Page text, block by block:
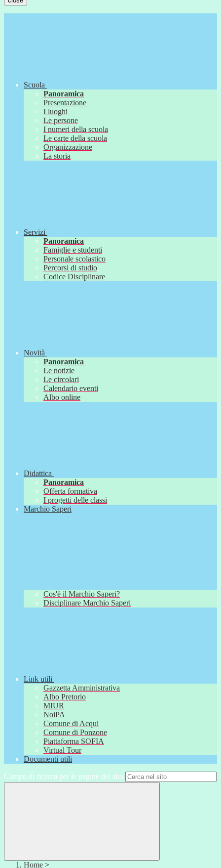
Scuola
Panoramica
Presentazione
I luoghi
Le persone
I numeri della scuola
Le carte della scuola
Organizzazione
La storia
Servizi
Panoramica
Famiglie e studenti
Personale scolastico
Percorsi di studio
Codice Disciplinare
Novità
Panoramica
Le notizie
Le circolari
Calendario eventi
Albo online
Didattica
Panoramica
Offerta formativa
I progetti delle classi
Marchio Saperi
Cos'è il Marchio Saperi?
Disciplinare Marchio Saperi
Link utili
Gazzetta Amministrativa
Albo Pretorio
MIUR
NoiPA
Comune di Acqui
Comune di Ponzone
Piattaforma SOFIA
Virtual Tour
Documenti utili
Campo di ricerca per le pagine del sito
Home >